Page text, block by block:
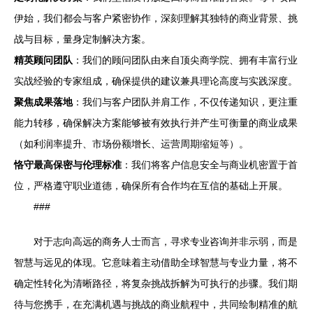
伊始，我们都会与客户紧密协作，深刻理解其独特的商业背景、挑
战与目标，量身定制解决方案。
精英顾问团队 ：我们的顾问团队由来自顶尖商学院、拥有丰富行业
实战经验的专家组成，确保提供的建议兼具理论高度与实践深度。
聚焦成果落地：我们与客户团队并肩工作，不仅传递知识，更注重
能力转移，确保解决方案能够被有效执行并产生可衡量的商业成果
（如利润率提升、市场份额增长、运营周期缩短等）。
恪守最高保密与伦理标准 ：我们将客户信息安全与商业机密置于首
位，严格遵守职业道德，确保所有合作均在互信的基础上开展。
###
对于志向高远的商务人士而言，寻求专业咨询并非示弱，而是
智慧与远见的体现。它意味着主动借助全球智慧与专业力量，将不
确定性转化为清晰路径，将复杂挑战拆解为可执行的步骤。我们期
待与您携手，在充满机遇与挑战的商业航程中，共同绘制精准的航